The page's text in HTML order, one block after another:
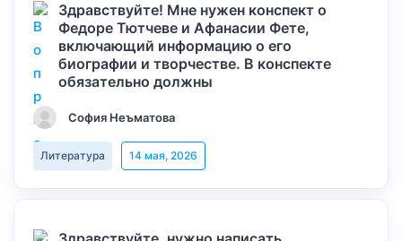
Здравствуйте! Мне нужен конспект о
Федоре Тютчеве и Афанасии Фете,
включающий информацию о его
биографии и творчестве. В конспекте
обязательно должны
София Неъматова
Литература 14 мая, 2026